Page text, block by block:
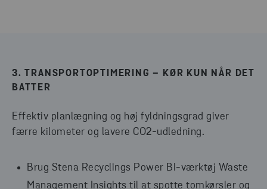
3. TRANSPORTOPTIMERING – KØR KUN NÅR DET
BATTER
Effektiv planlægning og høj fyldningsgrad giver
færre kilometer og lavere CO2-udledning.
Brug Stena Recyclings Power BI-værktøj Waste
Management Insights til at spotte tomkørsler og